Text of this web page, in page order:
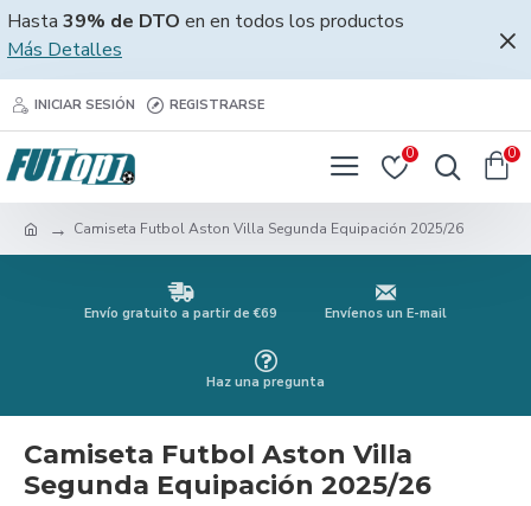
Hasta 39% de DTO en en todos los productos
Más Detalles
INICIAR SESIÓN REGISTRARSE
0 0
Camiseta Futbol Aston Villa Segunda Equipación 2025/26
Envío gratuito a partir de €69 Envíenos un E-mail
Haz una pregunta
Camiseta Futbol Aston Villa
Segunda Equipación 2025/26